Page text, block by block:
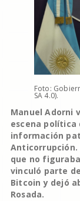
Foto:
SA 4.0).
Manuel Adorni
escena
información
Anticorrupción.
que no
vinculó parte
Bitcoin y dejó
Rosada.